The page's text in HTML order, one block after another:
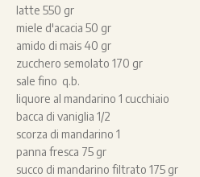
latte 550 gr
miele d'acacia 50 gr
amido di mais 40 gr
zucchero semolato 170 gr
sale fino q.b.
liquore al mandarino 1 cucchiaio
bacca di vaniglia 1/2
scorza di mandarino 1
panna fresca 75 gr
succo di mandarino filtrato 175 gr